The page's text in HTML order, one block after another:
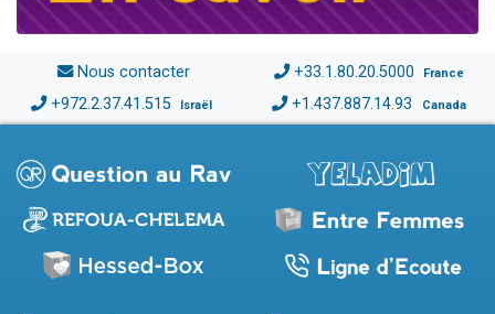
Nous contacter +33.1.80.20.5000 France
+972.2.37.41.515 Israël +1.437.887.14.93 Canada